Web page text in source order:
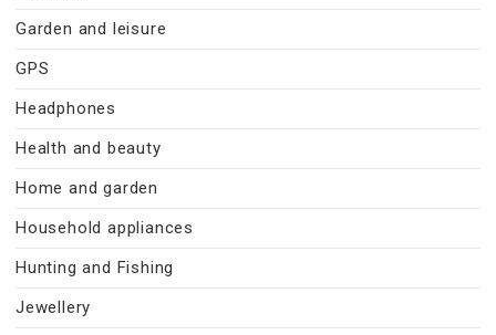
Garden and leisure
GPS
Headphones
Health and beauty
Home and garden
Household appliances
Hunting and Fishing
Jewellery